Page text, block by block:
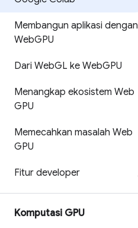
Membangun aplikasi dengan
WebGPU
Dari WebGL ke WebGPU
Menangkap ekosistem Web
GPU
Memecahkan masalah Web
GPU
Fitur developer
Komputasi GPU